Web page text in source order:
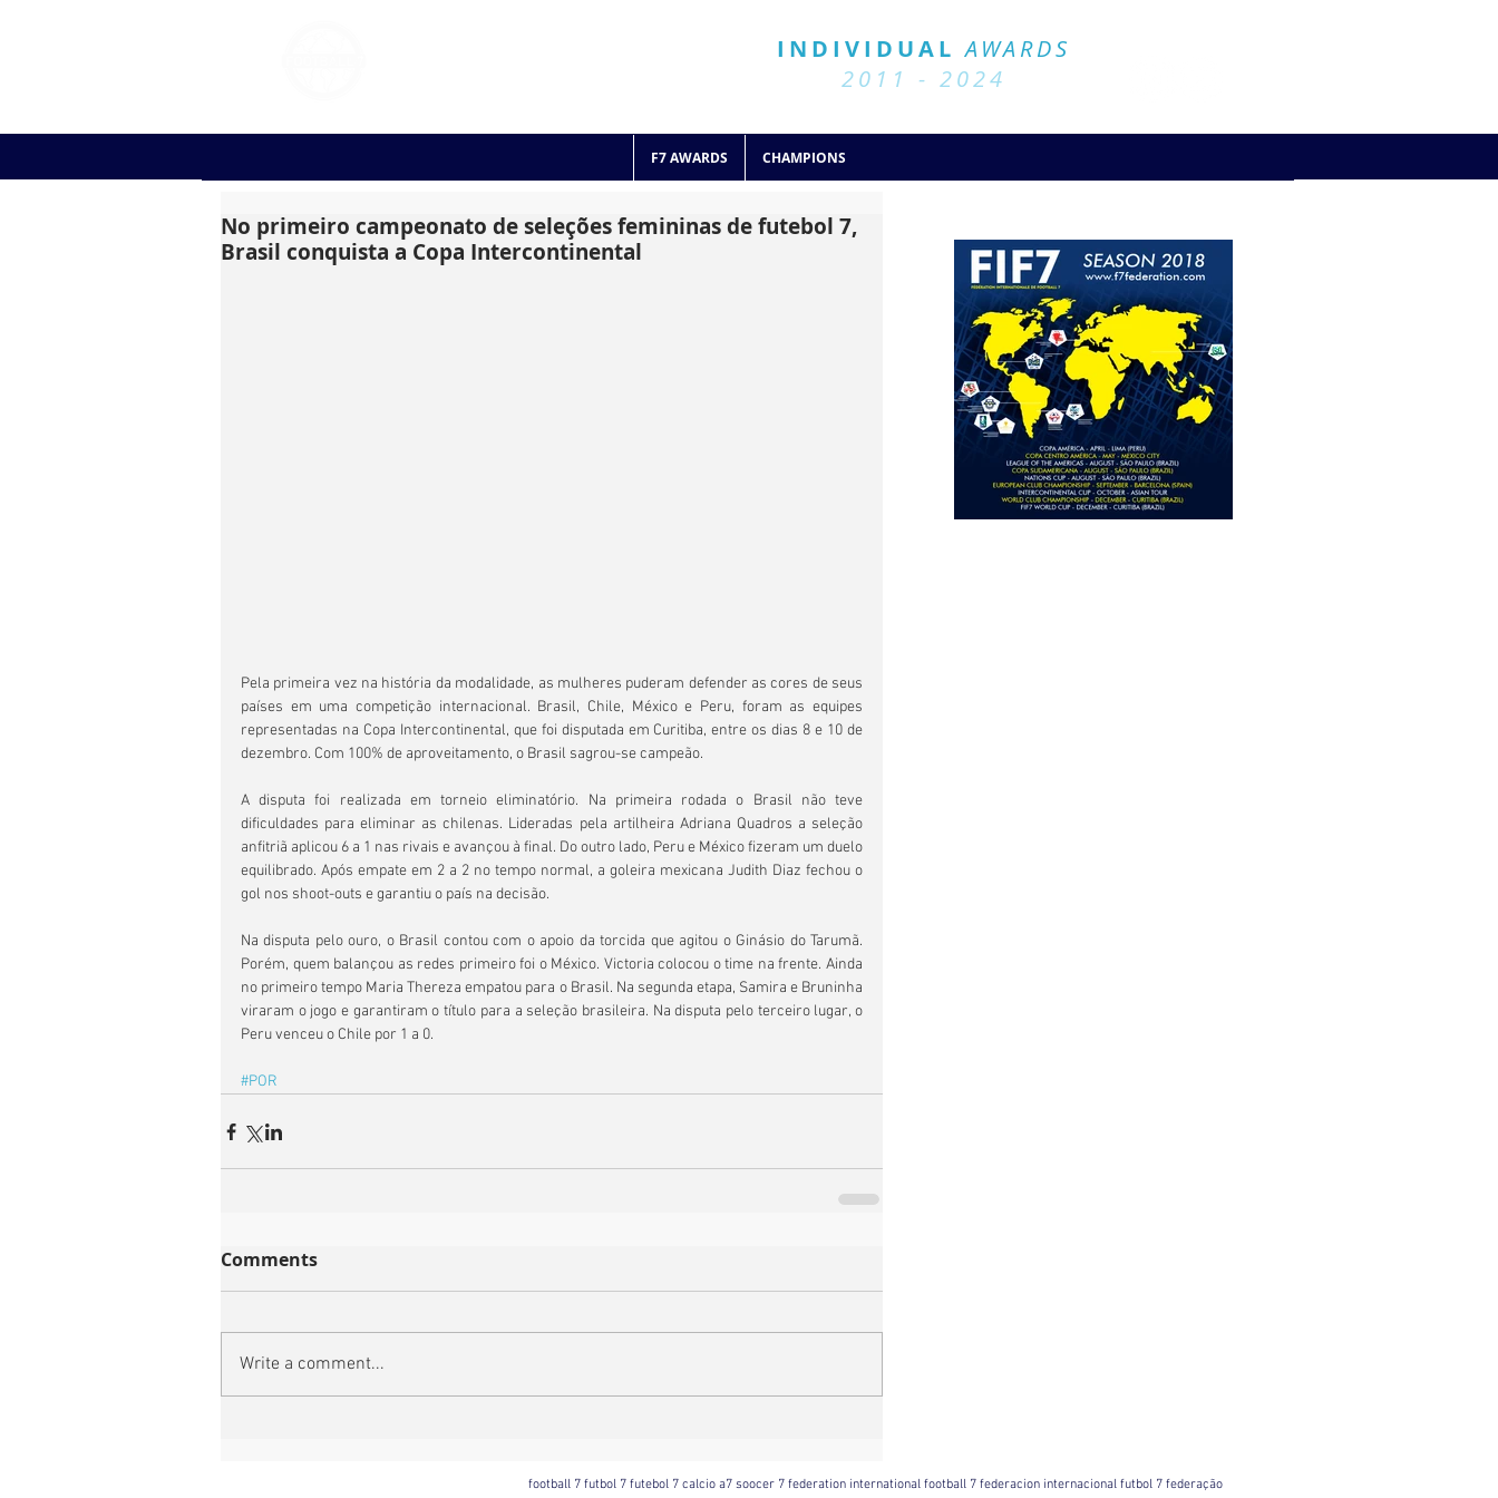
INDIVIDUAL AWARDS
2011 - 2024
F7 AWARDS CHAMPIONS
No primeiro campeonato de seleções femininas de futebol 7,
Brasil conquista a Copa Intercontinental
Pela primeira vez na história da modalidade, as mulheres puderam defender as cores de seus
países em uma competição internacional. Brasil, Chile, México e Peru, foram as equipes
representadas na Copa Intercontinental, que foi disputada em Curitiba, entre os dias 8 e 10 de
dezembro. Com 100% de aproveitamento, o Brasil sagrou-se campeão.
A disputa foi realizada em torneio eliminatório. Na primeira rodada o Brasil não teve
dificuldades para eliminar as chilenas. Lideradas pela artilheira Adriana Quadros a seleção
anfitriã aplicou 6 a 1 nas rivais e avançou à final. Do outro lado, Peru e México fizeram um duelo
equilibrado. Após empate em 2 a 2 no tempo normal, a goleira mexicana Judith Diaz fechou o
gol nos shoot-outs e garantiu o país na decisão.
Na disputa pelo ouro, o Brasil contou com o apoio da torcida que agitou o Ginásio do Tarumã.
Porém, quem balançou as redes primeiro foi o México. Victoria colocou o time na frente. Ainda
no primeiro tempo Maria Thereza empatou para o Brasil. Na segunda etapa, Samira e Bruninha
viraram o jogo e garantiram o título para a seleção brasileira. Na disputa pelo terceiro lugar, o
Peru venceu o Chile por 1 a 0.
#POR
Comments
Write a comment...
football 7 futbol 7 futebol 7 calcio a7 soocer 7 federation international football 7 federacion internacional futbol 7 federação